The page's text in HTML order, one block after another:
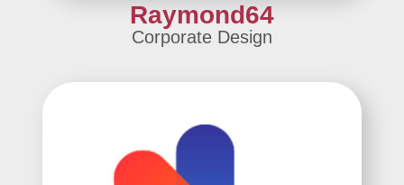
Raymond64
Corporate Design